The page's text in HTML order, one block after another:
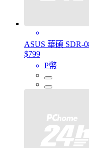
ASUS 華碩 SDR-
$799
P幣